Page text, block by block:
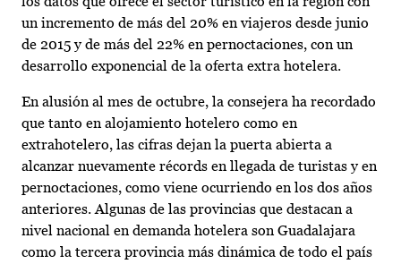
un incremento de más del 20% en viajeros desde junio
de 2015 y de más del 22% en pernoctaciones, con un
desarrollo exponencial de la oferta extra hotelera.
En alusión al mes de octubre, la consejera ha recordado
que tanto en alojamiento hotelero como en
extrahotelero, las cifras dejan la puerta abierta a
alcanzar nuevamente récords en llegada de turistas y en
pernoctaciones, como viene ocurriendo en los dos años
anteriores. Algunas de las provincias que destacan a
nivel nacional en demanda hotelera son Guadalajara
como la tercera provincia más dinámica de todo el país